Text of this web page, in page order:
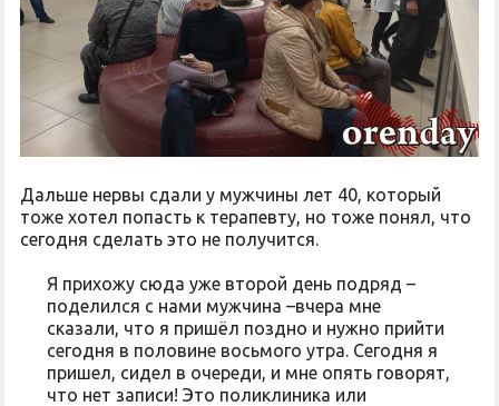
Дальше нервы сдали у мужчины лет 40, который
тоже хотел попасть к терапевту, но тоже понял, что
сегодня сделать это не получится.
Я прихожу сюда уже второй день подряд –
поделился с нами мужчина –вчера мне
сказали, что я пришёл поздно и нужно прийти
сегодня в половине восьмого утра. Сегодня я
пришел, сидел в очереди, и мне опять говорят,
что нет записи! Это поликлиника или